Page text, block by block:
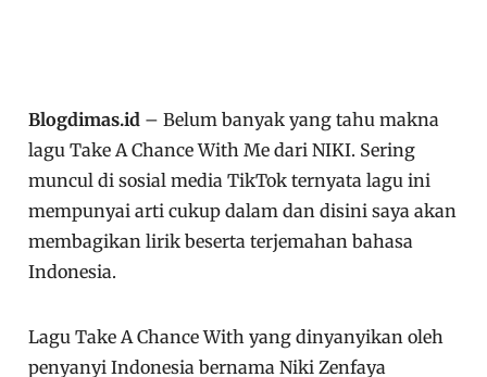
Blogdimas.id – Belum banyak yang tahu makna
lagu Take A Chance With Me dari NIKI. Sering
muncul di sosial media TikTok ternyata lagu ini
mempunyai arti cukup dalam dan disini saya akan
membagikan lirik beserta terjemahan bahasa
Indonesia.
Lagu Take A Chance With yang dinyanyikan oleh
penyanyi Indonesia bernama Niki Zenfaya